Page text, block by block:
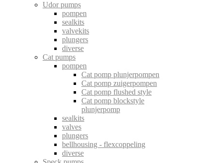
Udor pumps
pompen
sealkits
valvekits
plungers
diverse
Cat pumps
pompen
Cat pomp plunjerpompen
Cat pomp zuigerpompen
Cat pomp flushed style
Cat pomp blockstyle
plunjerpomp
sealkits
valves
plungers
bellhousing - flexcoppeling
diverse